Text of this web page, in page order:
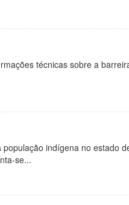
técnicas sobre a
indígena no estado
se...